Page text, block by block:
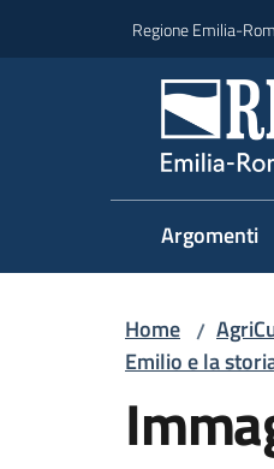
Regione Emilia-
Argomenti
Home /
Emilio e la